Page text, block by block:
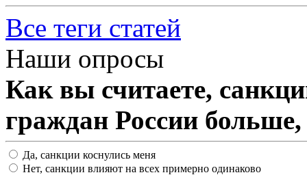
Все теги статей
Наши опросы
Как вы считаете,
граждан России
Да, санкции коснулись меня
Нет, санкции влияют на всех примерно одинаково